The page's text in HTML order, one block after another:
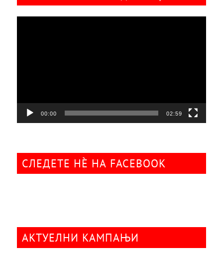
00:00 02:59
СЛЕДЕТЕ НÈ НА FACEBOOK
АКТУЕЛНИ КАМПАЊИ